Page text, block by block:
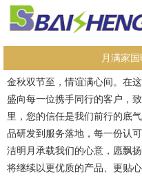
月满家
金秋双节至，情谊满心间。在
盛向每一位携手同行的客户，
里，您的信任是我们前行的底
品研发到服务落地，每一份认
洁明月承载我们的心意，愿飘
将继续以更优质的产品、更贴